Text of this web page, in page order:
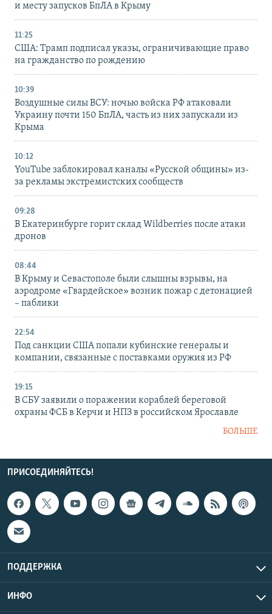
и месту запусков БпЛА в Крыму
11:25
США: Трамп подписал указы, ограничивающие право
на гражданство по рождению
10:39
Воздушные силы ВСУ: ночью войска РФ атаковали
Украину почти 150 БпЛА, часть из них запускали из
Крыма
10:12
YouTube заблокировал каналы «Русской общины» из-
за рекламы экстремистских сообществ
09:28
В Екатеринбурге горит склад Wildberries после атаки
дронов
08:44
В Крыму и Севастополе были слышны взрывы, на
аэродроме «Гвардейское» возник пожар с детонацией
– паблики
22:54
Под санкции США попали кубинские генералы и
компании, связанные с поставками оружия из РФ
19:15
В СБУ заявили о поражении кораблей береговой
охраны ФСБ в Керчи и НПЗ в российском Ярославле
БОЛЬШЕ
ПРИСОЕДИНЯЙТЕСЬ!
ПОДДЕРЖКА
ИНФО